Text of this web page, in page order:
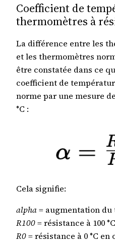
Coefficient de
thermomètres à
La différence entre les
et les thermomètres
être constatée dans ce
coefficient de
norme par une mesure
°C :
Cela signifie:
alpha= augmentation
R100= résistance à 100
R0= résistance à 0 °C en